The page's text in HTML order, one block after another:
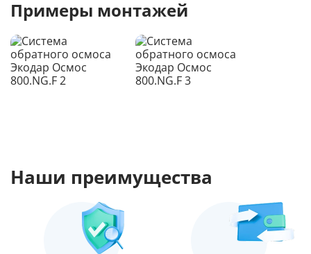
Примеры монтажей
Наши преимущества